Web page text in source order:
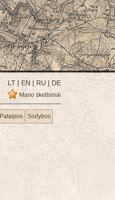
LT | EN | RU | DE
Mano skelbimai
Patalpos Sodybos